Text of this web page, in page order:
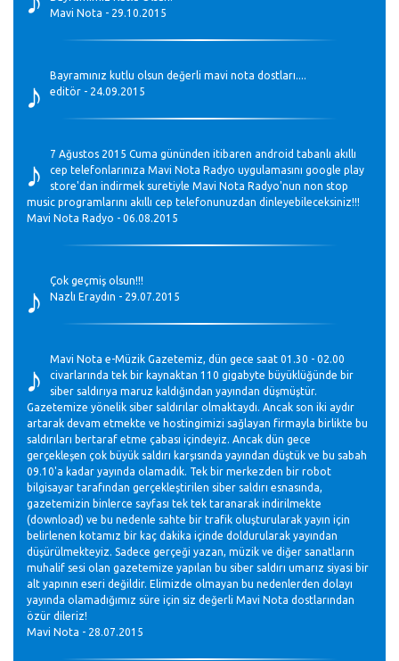
Mavi Nota - 29.10.2015
♪
Bayramınız kutlu olsun değerli mavi nota dostları....
editör - 24.09.2015
♪
7 Ağustos 2015 Cuma gününden itibaren android tabanlı akıllı
cep telefonlarınıza Mavi Nota Radyo uygulamasını google play
store'dan indirmek suretiyle Mavi Nota Radyo'nun non stop
music programlarını akıllı cep telefonunuzdan dinleyebileceksiniz!!!
Mavi Nota Radyo - 06.08.2015
♪
Çok geçmiş olsun!!!
Nazlı Eraydın - 29.07.2015
♪
Mavi Nota e-Müzik Gazetemiz, dün gece saat 01.30 - 02.00
civarlarında tek bir kaynaktan 110 gigabyte büyüklüğünde bir
siber saldırıya maruz kaldığından yayından düşmüştür.
Gazetemize yönelik siber saldırılar olmaktaydı. Ancak son iki aydır
artarak devam etmekte ve hostingimizi sağlayan firmayla birlikte bu
saldırıları bertaraf etme çabası içindeyiz. Ancak dün gece
gerçekleşen çok büyük saldırı karşısında yayından düştük ve bu sabah
09.10'a kadar yayında olamadık. Tek bir merkezden bir robot
bilgisayar tarafından gerçekleştirilen siber saldırı esnasında,
gazetemizin binlerce sayfası tek tek taranarak indirilmekte
(download) ve bu nedenle sahte bir trafik oluşturularak yayın için
belirlenen kotamız bir kaç dakika içinde doldurularak yayından
düşürülmekteyiz. Sadece gerçeği yazan, müzik ve diğer sanatların
muhalif sesi olan gazetemize yapılan bu siber saldırı umarız siyasi bir
alt yapının eseri değildir. Elimizde olmayan bu nedenlerden dolayı
yayında olamadığımız süre için siz değerli Mavi Nota dostlarından
özür dileriz!
Mavi Nota - 28.07.2015